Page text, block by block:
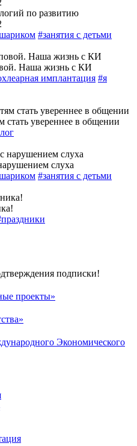
по развитию
#занятия с детьми
Наша жизнь с КИ
имплантация #я
увереннее в общении
слуха
#занятия с детьми
подписки!
проекты»
Экономического